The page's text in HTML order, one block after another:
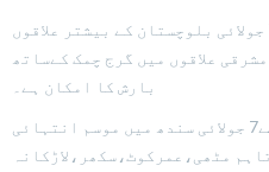
محکمہ موسمیات نے بتایاکہ تین سے 7 جولائی بلوچستان کے بیشتر علاقوں
علاقوں میں گرج چمک کےساتھ
بارش کا امکان ہے۔
محکمہ موسمیات کے مطابق چار سے7 جولائی سندھ میں موسم انتہائی
مٹھی،عمرکوٹ،سکھر،لاڑکانہ